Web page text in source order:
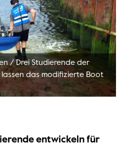
/Drei Studierende der
lassen das modifizierte Boot
entwickeln für